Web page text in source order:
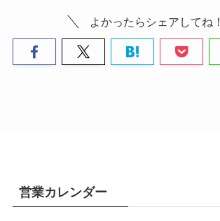
よかったらシェアしてね！
営業カレンダー